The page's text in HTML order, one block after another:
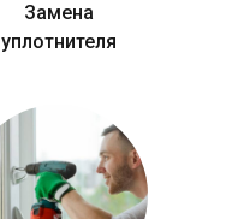
Замена
уплотнителя